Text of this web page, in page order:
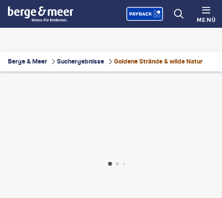
MENÜ
Berge & Meer Suchergebnisse Goldene Strände & wilde Natur